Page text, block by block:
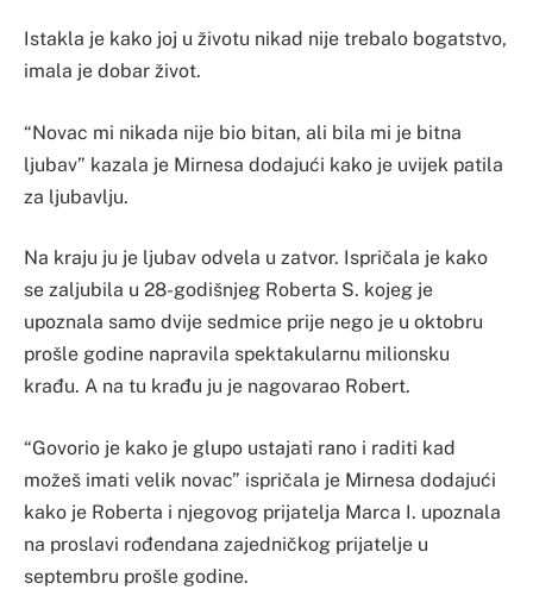
Istakla je kako joj u životu nikad nije trebalo bogatstvo,
imala je dobar život.
“Novac mi nikada nije bio bitan, ali bila mi je bitna
ljubav” kazala je Mirnesa dodajući kako je uvijek patila
za ljubavlju.
Na kraju ju je ljubav odvela u zatvor. Ispričala je kako
se zaljubila u 28-godišnjeg Roberta S. kojeg je
upoznala samo dvije sedmice prije nego je u oktobru
prošle godine napravila spektakularnu milionsku
krađu. A na tu krađu ju je nagovarao Robert.
“Govorio je kako je glupo ustajati rano i raditi kad
možeš imati velik novac” ispričala je Mirnesa dodajući
kako je Roberta i njegovog prijatelja Marca I. upoznala
na proslavi rođendana zajedničkog prijatelje u
septembru prošle godine.